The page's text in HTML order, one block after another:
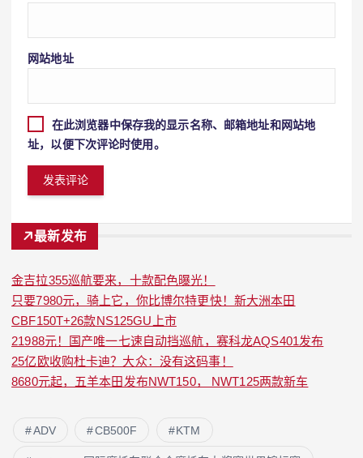
网站地址
在此浏览器中保存我的显示名称、邮箱地址和网站地
址，以便下次评论时使用。
最新发布
金吉拉355巡航要来，十款配色曝光！
只要7980元，骑上它，你比博尔特更快！新大洲本田
CBF150T+26款NS125GU上市
21988元！国产唯一七速自动挡巡航，赛科龙AQS401发布
25亿欧收购杜卡迪？大众：没有这码事！
8680元起，五羊本田发布NWT150， NWT125两款新车
ADV CB500F KTM